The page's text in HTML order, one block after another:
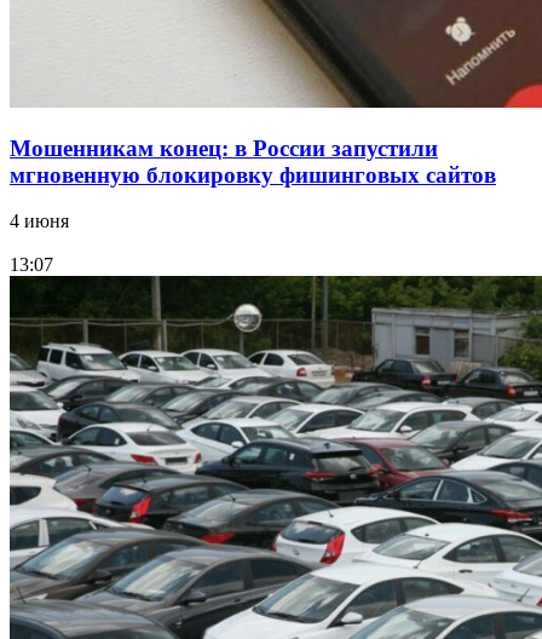
Мошенникам конец: в России запустили
мгновенную блокировку фишинговых сайтов
4 июня
13:07